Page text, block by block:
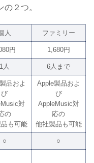
２つ。
人 ファミリー
円 1,680円
1人 6人まで
品およ
び
対
の
も可能
Apple製品およ
び
AppleMusic対
応の
他社製品も可能
○ ○